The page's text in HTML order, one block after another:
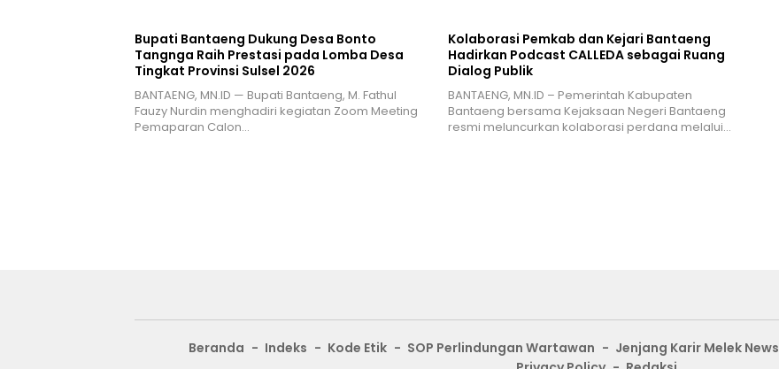
Bupati Bantaeng Dukung Desa Bonto
Tangnga Raih Prestasi pada Lomba Desa
Tingkat Provinsi Sulsel 2026
BANTAENG, MN.ID — Bupati Bantaeng, M. Fathul
Fauzy Nurdin menghadiri kegiatan Zoom Meeting
Pemaparan Calon…
Kolaborasi Pemkab dan Kejari Bantaeng
Hadirkan Podcast CALLEDA sebagai Ruang
Dialog Publik
BANTAENG, MN.ID – Pemerintah Kabupaten
Bantaeng bersama Kejaksaan Negeri Bantaeng
resmi meluncurkan kolaborasi perdana melalui…
Beranda Indeks Kode Etik SOP Perlindungan Wartawan Jenjang Karir Melek News